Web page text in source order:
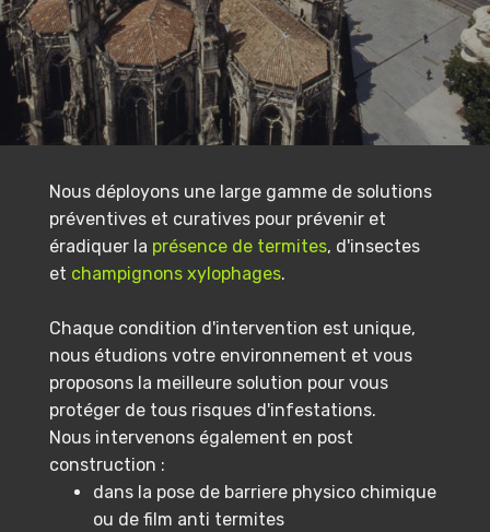
Nous déployons une large gamme de solutions
préventives et curatives pour prévenir et
éradiquer la présence de termites, d'insectes
et champignons xylophages.
Chaque condition d'intervention est unique,
nous étudions votre environnement et vous
proposons la meilleure solution pour vous
protéger de tous risques d'infestations.
Nous intervenons également en post
construction :
dans la pose de barriere physico chimique
ou de film anti termites